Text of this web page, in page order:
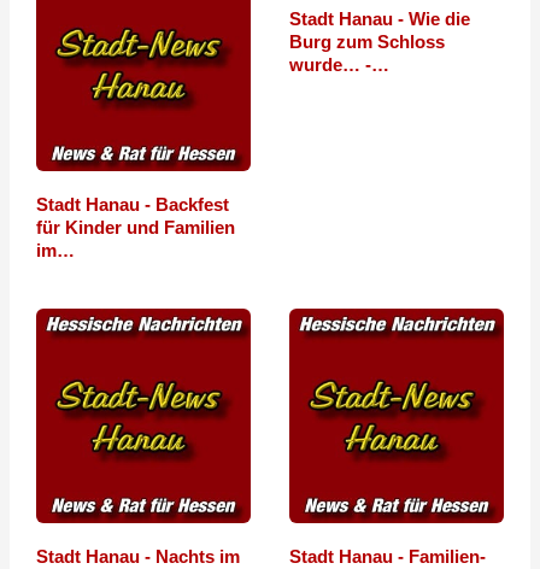
Stadt Hanau - Backfest
für Kinder und Familien
im…
Stadt Hanau - Wie die
Burg zum Schloss
wurde… -…
Stadt Hanau - Nachts im Stadt Hanau - Familien-